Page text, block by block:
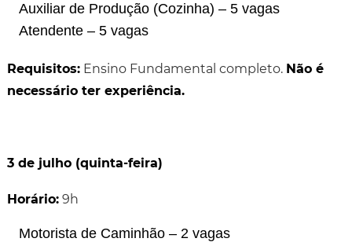
Auxiliar de Produção (Cozinha) – 5 vagas
Atendente – 5 vagas
Requisitos:Ensino Fundamental completo. Não é
necessário ter experiência.
3 de julho (quinta-feira)
Horário:9h
Motorista de Caminhão – 2 vagas